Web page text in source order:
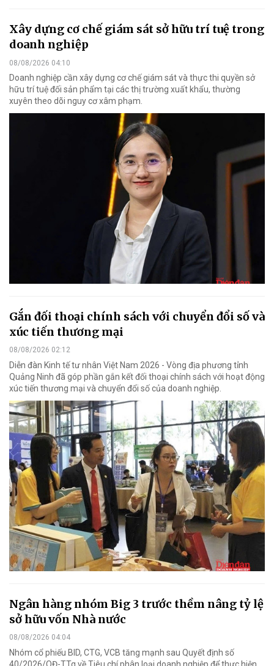
Xây dựng cơ chế giám sát sở hữu trí tuệ trong
doanh nghiệp
08/08/2026 04:10
Doanh nghiệp cần xây dựng cơ chế giám sát và thực thi quyền sở
hữu trí tuệ đối sản phẩm tại các thị trường xuất khẩu, thường
xuyên theo dõi nguy cơ xâm phạm.
Gắn đối thoại chính sách với chuyển đổi số và
xúc tiến thương mại
08/08/2026 02:12
Diễn đàn Kinh tế tư nhân Việt Nam 2026 - Vòng địa phương tỉnh
Quảng Ninh đã góp phần gắn kết đối thoại chính sách với hoạt động
xúc tiến thương mại và chuyển đổi số của doanh nghiệp.
Ngân hàng nhóm Big 3 trước thềm nâng tỷ lệ
sở hữu vốn Nhà nước
08/08/2026 04:04
Nhóm cổ phiếu BID, CTG, VCB tăng mạnh sau Quyết định số
40/2026/QĐ-TTg về Tiêu chí phân loại doanh nghiệp để thực hiện